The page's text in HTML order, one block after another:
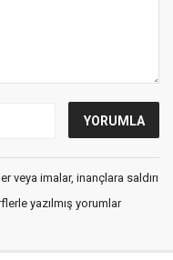
veya imalar, inançlara saldırı
yazılmış yorumlar